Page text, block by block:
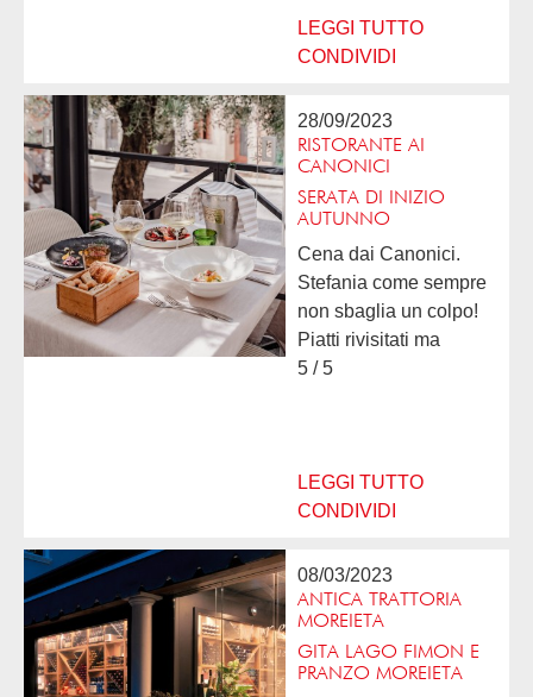
LEGGI TUTTO
CONDIVIDI
28/09/2023
RISTORANTE AI
CANONICI
SERATA DI INIZIO
AUTUNNO
Cena dai Canonici.
Stefania come sempre
non sbaglia un colpo!
Piatti rivisitati ma
sempre con un occhio
dalle righe... Insomma...
5 / 5
LEGGI TUTTO
CONDIVIDI
08/03/2023
ANTICA TRATTORIA
MOREIETA
GITA LAGO FIMON E
PRANZO MOREIETA